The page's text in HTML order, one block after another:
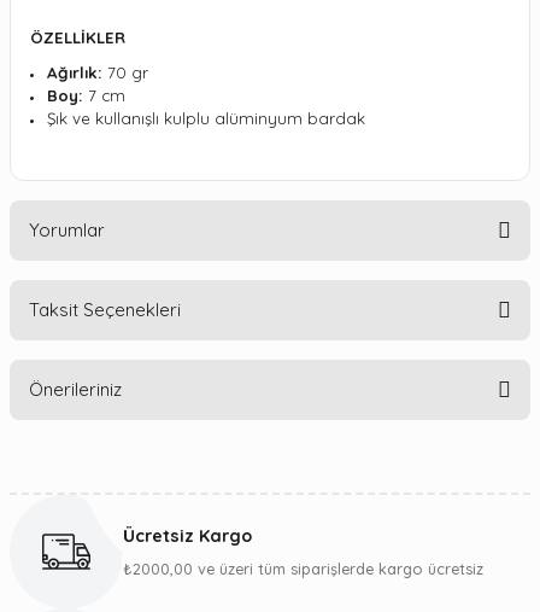
ÖZELLİKLER
Ağırlık: 70 gr
Boy: 7 cm
Şık ve kullanışlı kulplu alüminyum bardak
Yorumlar
Taksit Seçenekleri
Önerileriniz
Görüş ve önerileriniz için teşekkür ederiz.
Ücretsiz Kargo
₺2000,00 ve üzeri tüm siparişlerde kargo ücretsiz